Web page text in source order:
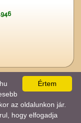
, design by:
IMPRESSZUM
14848
Értem
az oldalunkon jár.
hogy elfogadja